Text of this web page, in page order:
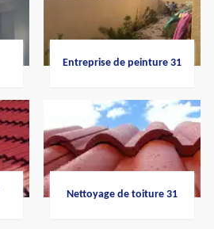
Entreprise de peinture 31
Nettoyage de toiture 31